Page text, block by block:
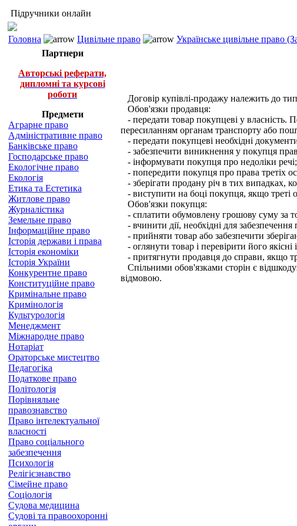
Підручники онлайн
Головна Цивільне право Українське цивільне право
Партнери
Авторські реферати,
дипломні та курсові
роботи
Предмети
Аграрне право
Адміністративне право
Банківське право
Господарське право
Екологічне право
Екологія
Етика та Естетика
Житлове право
Журналістика
Земельне право
Інформаційне право
Історія держави і права
Історія економіки
Історія України
Конкурентне право
Конституційне право
Кримінальне право
Кримінологія
Культурологія
Менеджмент
Міжнародне право
Нотаріат
Ораторське мистецтво
Педагогіка
Податкове право
Політологія
Порівняльне
правознавство
Право інтелектуальної
власності
Право соціального
забезпечення
Психологія
Релігієзнавство
Сімейне право
Соціологія
Судова медицина
Судові та правоохоронні
Договір купівлі-продажу належить до
Обов'язки продавця:
- передати товар покупцеві у власність.
пересиланням органам транспорту або
- передати покупцеві необхідні
- забезпечити виникнення у покупця
- інформувати покупця про недоліки речі;
- попередити покупця про права третіх
- зберігати продану річ в тих випадках,
- виступити на боці покупця, якщо треті
Обов'язки покупця:
- сплатити обумовлену грошову суму за
- вчинити дії, необхідні для
- прийняти товар або забезпечити
- оглянути товар і перевірити його якісні
- притягнути продавця до справи, якщо
Спільними обов'язками сторін є
відмовою.